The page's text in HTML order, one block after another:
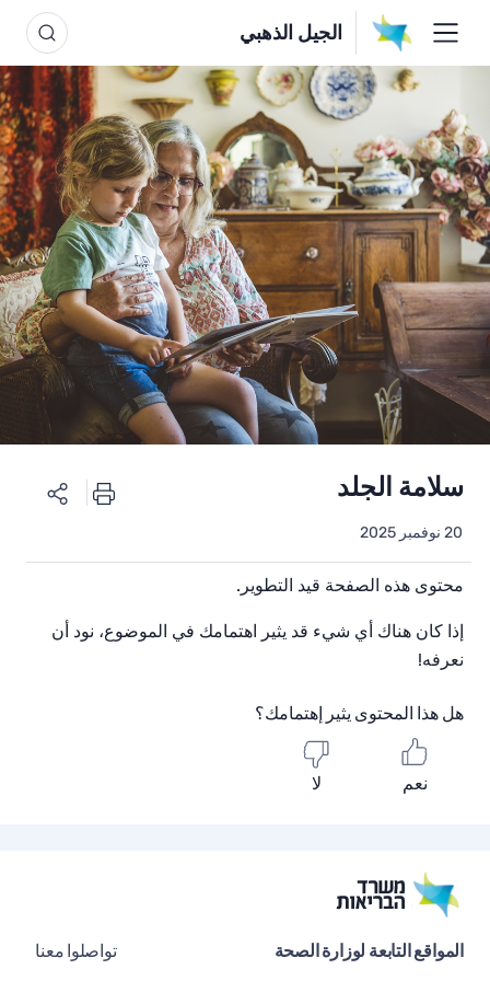
الجيل الذهبي
سلامة الجلد
20 نوفمبر 2025
محتوى هذه الصفحة قيد التطوير.
إذا كان هناك أي شيء قد يثير اهتمامك في الموضوع، نود أن
نعرفه!
هل هذا المحتوى يثير إهتمامك؟
نعم لا
المواقع التابعة لوزارة الصحة تواصلوا معنا